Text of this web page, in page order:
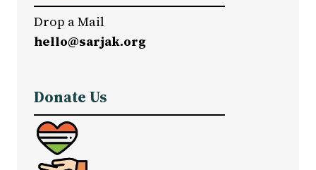
Drop a Mail
hello@sarjak.org
Donate Us